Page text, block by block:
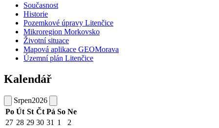
Současnost
Historie
Pozemkové úpravy Litenčice
Mikroregion Morkovsko
Životní situace
Mapová aplikace GEOMorava
Územní plán Litenčice
Kalendář
Srpen2026
Po Út St Čt Pá So Ne
27 28 29 30 31 1
2